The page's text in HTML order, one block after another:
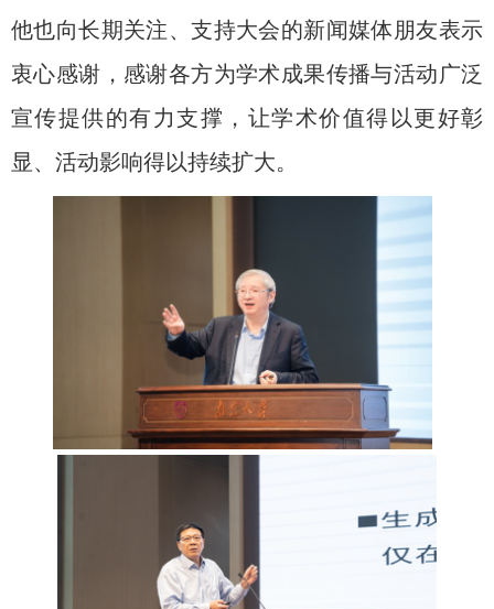
他也向长期关注、支持大会的新闻媒体朋友表示
衷心感谢，感谢各方为学术成果传播与活动广泛
宣传提供的有力支撑，让学术价值得以更好彰
显、活动影响得以持续扩大。